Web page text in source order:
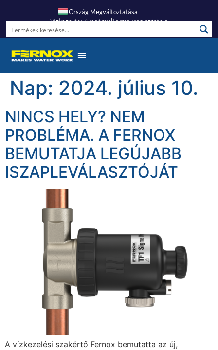
Ország Megváltoztatása
Vízkezelési AkadémiaTermékregisztráció
Nap: 2024. július 10.
NINCS HELY? NEM
PROBLÉMA. A FERNOX
BEMUTATJA LEGÚJABB
ISZAPLEVÁLASZTÓJÁT
A vízkezelési szakértő Fernox bemutatta az új,